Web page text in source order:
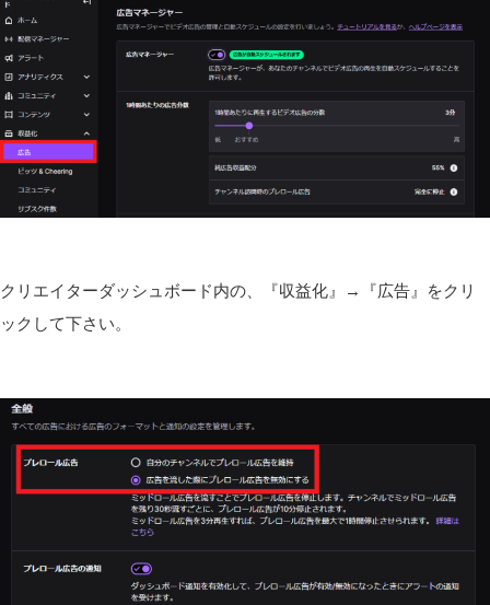
クリエイターダッシュボード内の、『収益化』→『広告』をクリ
ックして下さい。